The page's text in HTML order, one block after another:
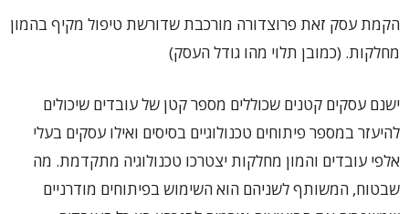
הקמת עסק זאת פרוצדורה מורכבת שדורשת טיפול מקיף בהמון
מחלקות. (כמובן תלוי מהו גודל העסק)
ישנם עסקים קטנים שכוללים מספר קטן של עובדים שיכולים
להיעזר במספר פיתוחים טכנולוגיים בסיסים ואילו עסקים בעלי
אלפי עובדים והמון מחלקות יצטרכו טכנולוגיה מתקדמת. מה
שבטוח, המשותף לשניהם הוא השימוש בפיתוחים מודרניים